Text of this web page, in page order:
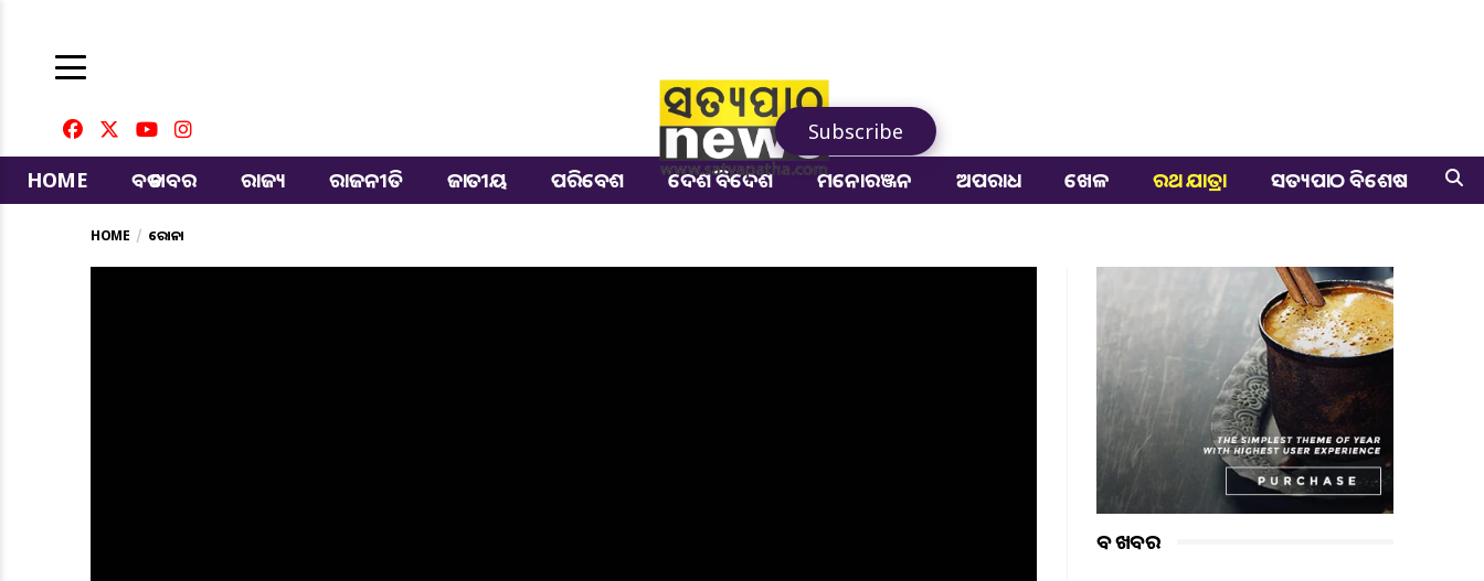
Subscribe
HOME
ବଡ ଖବର ରାଜ୍ୟ ରାଜନୀତି ଜାତୀୟ ପରିବେଶ ଦେଶ ବିଦେଶ ମନୋରଞ୍ଜନ ଅପରାଧ ଖେଳ ରଥ ଯାତ୍ରା ସତ୍ୟପାଠ ବିଶେଷ
HOME କରୋନା
ବଡ ଖବର